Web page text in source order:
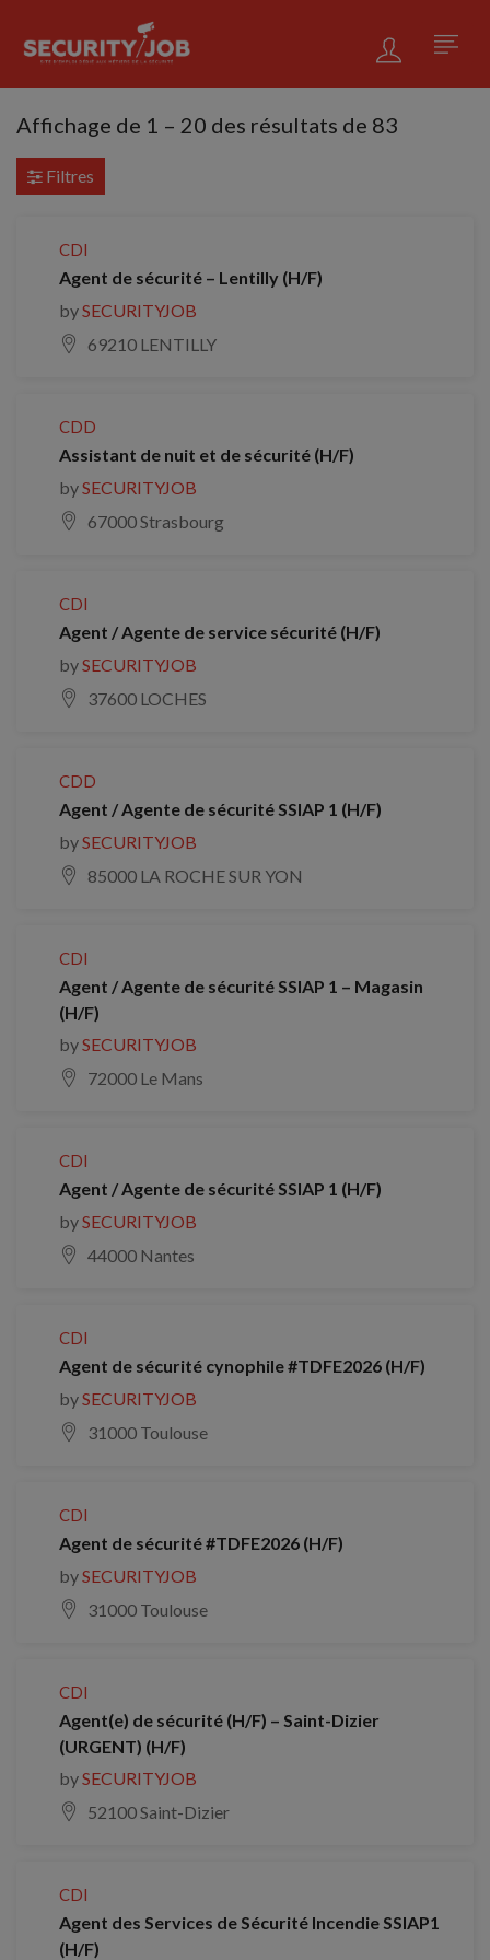
Affichage de 1 – 20 des résultats de 83
Filtres
CDI
Agent de sécurité – Lentilly (H/F)
bySECURITYJOB
69210 LENTILLY
CDD
Assistant de nuit et de sécurité (H/F)
bySECURITYJOB
67000 Strasbourg
CDI
Agent / Agente de service sécurité (H/F)
bySECURITYJOB
37600 LOCHES
CDD
Agent / Agente de sécurité SSIAP 1 (H/F)
bySECURITYJOB
85000 LA ROCHE SUR YON
CDI
Agent / Agente de sécurité SSIAP 1 – Magasin
(H/F)
bySECURITYJOB
72000 Le Mans
CDI
Agent / Agente de sécurité SSIAP 1 (H/F)
bySECURITYJOB
44000 Nantes
CDI
Agent de sécurité cynophile #TDFE2026 (H/F)
bySECURITYJOB
31000 Toulouse
CDI
Agent de sécurité #TDFE2026 (H/F)
bySECURITYJOB
31000 Toulouse
CDI
Agent(e) de sécurité (H/F) – Saint-Dizier
(URGENT) (H/F)
bySECURITYJOB
52100 Saint-Dizier
CDI
Agent des Services de Sécurité Incendie SSIAP1
(H/F)